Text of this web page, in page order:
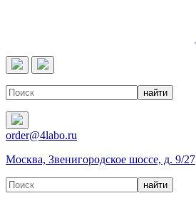
order@4labo.ru
Москва, Звенигородское шоссе, д. 9/27